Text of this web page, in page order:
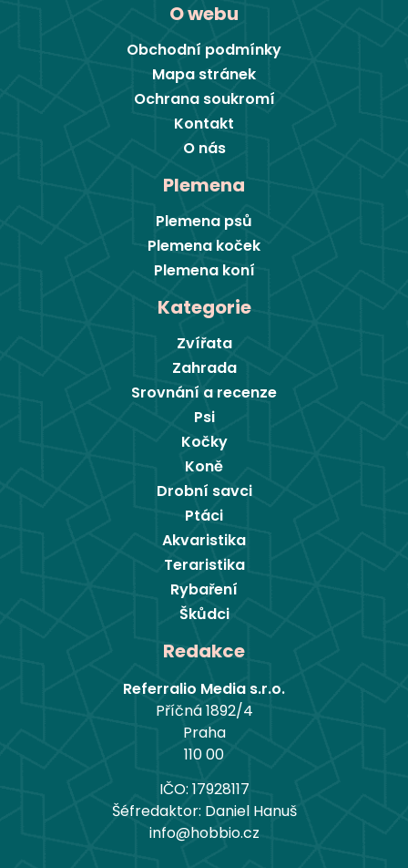
O webu
Obchodní podmínky
Mapa stránek
Ochrana soukromí
Kontakt
O nás
Plemena
Plemena psů
Plemena koček
Plemena koní
Kategorie
Zvířata
Zahrada
Srovnání a recenze
Psi
Kočky
Koně
Drobní savci
Ptáci
Akvaristika
Teraristika
Rybaření
Škůdci
Redakce
Referralio Media s.r.o.
Příčná 1892/4
Praha
110 00
IČO: 17928117
Šéfredaktor: Daniel Hanuš
info@hobbio.cz